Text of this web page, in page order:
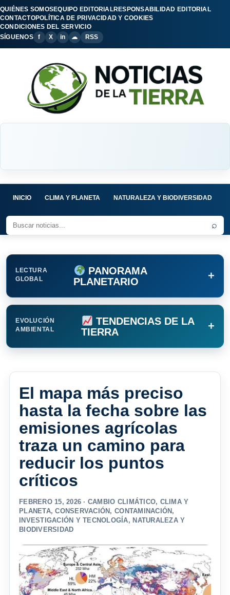
QUIÉNES SOMOSEQUIPO EDITORIALRESPONSABILIDAD EDITORIAL
CONTACTOPOLÍTICA DE PRIVACIDAD Y COOKIES
CONDICIONES DEL SERVICIO
SÍGUENOS
f X in ☁ RSS
INICIO CLIMA Y PLANETA NATURALEZA Y BIODIVERSIDAD
⌕
LECTURA
GLOBAL
PANORAMA
PLANETARIO
+
EVOLUCIÓN
AMBIENTAL
TENDENCIAS DE LA
TIERRA
+
El mapa más preciso
hasta la fecha sobre las
emisiones agrícolas
traza un camino para
reducir los puntos
críticos
FEBRERO 15, 2026 · CAMBIO CLIMÁTICO, CLIMA Y
PLANETA,CONSERVACIÓN ,CONTAMINACIÓN ,
INVESTIGACIÓN Y TECNOLOGÍA, NATURALEZA Y
BIODIVERSIDAD